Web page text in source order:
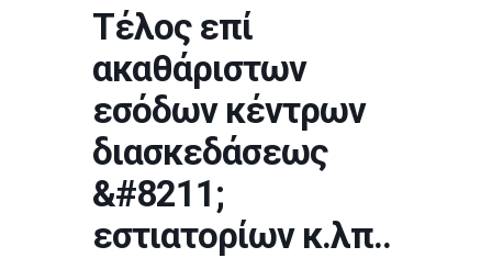
Τέλος επί
ακαθάριστων
εσόδων κέντρων
διασκεδάσεως
&#8211;
εστιατορίων κ.λπ..